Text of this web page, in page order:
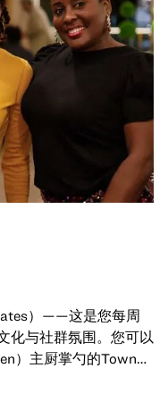
）——这是您每周
化与社群氛围。您可以
）主厨掌勺的Town
那里将呈现快闪表演、